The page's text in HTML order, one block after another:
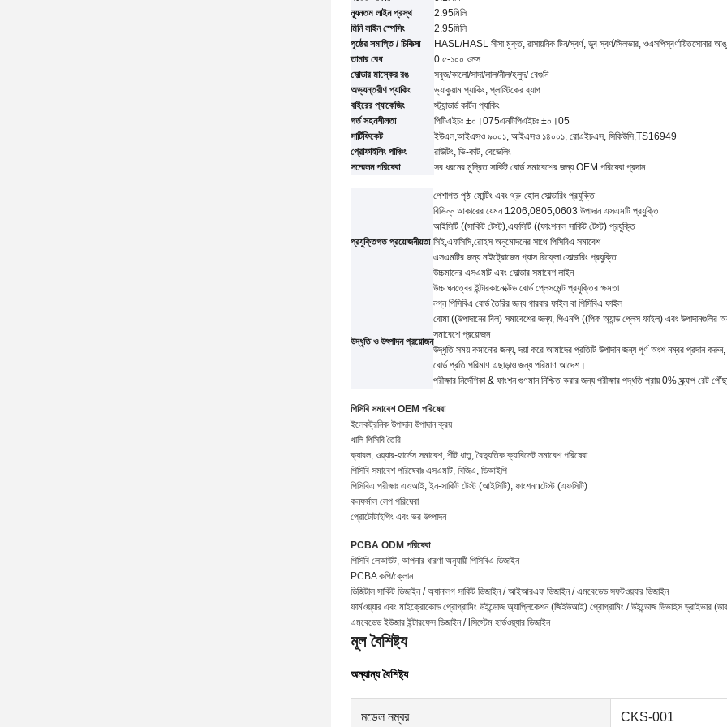
ন্যূনতম লাইন প্রস্থ
2.95মিলি
মিনি লাইন স্পেসিং
2.95মিলি
পৃষ্ঠের সমাপ্তি / চিকিত্সা
HASL/HASL সীসা মুক্ত, রাসায়নিক টিন/স্বর্ণ, ডুব স্বর্ণ/সিলভার, ওএসপিস্বর্ণায়িতসোনার
তামার বেধ
0.৫-১০০ ওনস
সোল্ডার মাস্কের রঙ
সবুজ/কালো/সাদা/লাল/নীল/হলুদ/ বেগুনি
অভ্যন্তরীণ প্যাকিং
ভ্যাকুয়াম প্যাকিং, প্লাস্টিকের ব্যাগ
বাইরের প্যাকেজিং
স্ট্যান্ডার্ড কার্টন প্যাকিং
গর্ত সহনশীলতা
পিটিএইচঃ ±০।075এনটিপিএইচঃ ±০।05
সার্টিফিকেট
ইউএল,আইএসও ৯০০১, আইএসও ১৪০০১, রোএইচএস, সিকিউসি,TS16949
প্রোফাইলিং পাঞ্চিং
রাউটিং, ভি-কাট, বেভেলিং
সম্মেলন পরিষেবা
সব ধরনের মুদ্রিত সার্কিট বোর্ড সমাবেশের জন্য OEM পরিষেবা প্রদান
প্রযুক্তিগত প্রয়োজনীয়তা
পেশাগত পৃষ্ঠ-মোন্টিং এবং থ্রু-হোল সোল্ডারিং প্রযুক্তি
বিভিন্ন আকারের যেমন 1206,0805,0603 উপাদান এসএমটি প্রযুক্তি
আইসিটি ((সার্কিট টেস্ট),এফসিটি ((ফাংশনাল সার্কিট টেস্ট) প্রযুক্তি
সিই,এফসিসি,রোহস অনুমোদনের সাথে পিসিবিএ সমাবেশ
এসএমটির জন্য নাইট্রোজেন গ্যাস রিফ্লো সোল্ডারিং প্রযুক্তি
উচ্চমানের এসএমটি এবং সোল্ডার সমাবেশ লাইন
উচ্চ ঘনত্বের ইন্টারকানেক্টেড বোর্ড প্লেসমেন্ট প্রযুক্তির ক্ষমতা
উদ্ধৃতি ও উৎপাদন প্রয়োজন
নগ্ন পিসিবিএ বোর্ড তৈরির জন্য গারবার ফাইল বা পিসিবিএ ফাইল
বোমা ((উপাদানের বিল) সমাবেশের জন্য, পিএনপি ((পিক অ্যান্ড প্লেস ফাইল) এবং উপাদানগুলির
সমাবেশে প্রয়োজন
উদ্ধৃতি সময় কমানোর জন্য, দয়া করে আমাদের প্রতিটি উপাদান জন্য পূর্ণ অংশ নম্বর প্রদান করুন,
বোর্ড প্রতি পরিমাণ এছাড়াও জন্য পরিমাণ আদেশ।
পরীক্ষার নির্দেশিকা & ফাংশন গুণমান নিশ্চিত করার জন্য পরীক্ষার পদ্ধতি প্রায় 0% স্ক্র্যাপ রেট
পিসিবি সমাবেশ OEM পরিষেবা
ইলেকট্রনিক উপাদান উপাদান ক্রয়
খালি পিসিবি তৈরি
ক্যাবল, ওয়্যার-হার্নেস সমাবেশ, শীট ধাতু, বৈদ্যুতিক ক্যাবিনেট সমাবেশ পরিষেবা
পিসিবি সমাবেশ পরিষেবাঃ এসএমটি, বিজিএ, ডিআইপি
পিসিবিএ পরীক্ষাঃ এওআই, ইন-সার্কিট টেস্ট (আইসিটি), ফাংশনnটেস্ট (এফসিটি)
কনফর্মাল লেপ পরিষেবা
প্রোটোটাইপিং এবং ভর উৎপাদন
PCBA ODM পরিষেবা
পিসিবি লেআউট, আপনার ধারণা অনুযায়ী পিসিবিএ ডিজাইন
PCBA কপি/ক্লোন
ডিজিটাল সার্কিট ডিজাইন / অ্যানালগ সার্কিট ডিজাইন / আইআরএফ ডিজাইন / এমবেডেড সফটওয়্যার ডিজাইন
ফার্মওয়্যার এবং মাইক্রোকোড প্রোগ্রামিং উইন্ডোজ অ্যাপ্লিকেশন (জিইউআই) প্রোগ্রামিং / উইন্ডোজ ডিভাইস ড্রাইভার
এমবেডেড ইউজার ইন্টারফেস ডিজাইন / lসিস্টেম হার্ডওয়্যার ডিজাইন
মূল বৈশিষ্ট্য
অন্যান্য বৈশিষ্ট্য
মডেল নম্বর CKS-001